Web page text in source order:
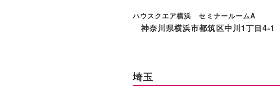
ハウスクエア横浜 セミナールームA
神奈川県横浜市都筑区中川1丁目4-1
埼玉